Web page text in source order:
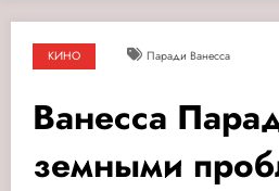
КИНО Паради Ванесса
Ванесса
земными